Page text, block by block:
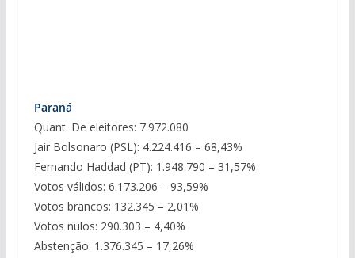
Paraná
Quant. De eleitores: 7.972.080
Jair Bolsonaro (PSL): 4.224.416 – 68,43%
Fernando Haddad (PT): 1.948.790 – 31,57%
Votos válidos: 6.173.206 – 93,59%
Votos brancos: 132.345 – 2,01%
Votos nulos: 290.303 – 4,40%
Abstenção: 1.376.345 – 17,26%